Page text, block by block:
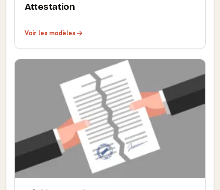
Attestation
Voir les modèles